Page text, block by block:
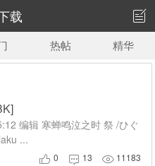
载

热帖 精华
编辑 寒蝉鸣泣之时 祭 /ひぐ
...
 0  13  11183